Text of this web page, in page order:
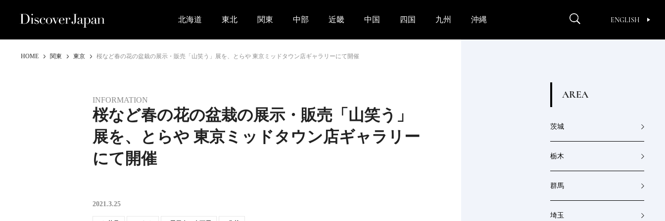
ENGLISH
北海道 東北 関東 中部 近畿 中国 四国 九州 沖縄
HOME 関東 東京 桜など春の花の盆栽の展示・販売「山笑う」展を、とらや 東京ミッドタウン店ギャラリーにて開催
INFORMATION
桜など春の花の盆栽の展示・販売「山笑う」
展を、とらや 東京ミッドタウン店ギャラリー
にて開催
2021.3.25
AREA
茨城
栃木
群馬
埼玉